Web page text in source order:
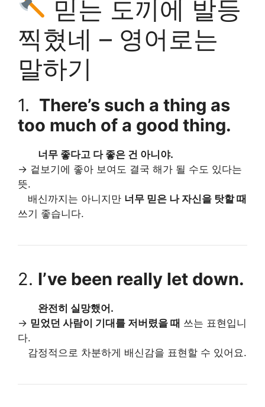
믿는 도끼에 발등
찍혔네 – 영어로는
말하기
1. There’s such a thing as
too much of a good thing.
너무 좋다고 다 좋은 건 아니야.
→ 겉보기에 좋아 보여도 결국 해가 될 수도 있다는
뜻.
배신까지는 아니지만 너무 믿은 나 자신을 탓할 때
쓰기 좋습니다.
2. I’ve been really let down.
완전히 실망했어.
→ 믿었던 사람이 기대를 저버렸을 때 쓰는 표현입니
다.
감정적으로 차분하게 배신감을 표현할 수 있어요.